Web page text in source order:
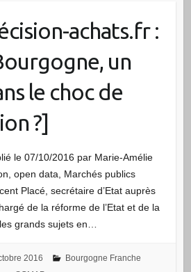
achats.fr :
un
le choc de
?]
le 07/10/2016 par Marie-Amélie
open data, Marchés publics
Placé, secrétaire d’Etat auprès
de la réforme de l’Etat et de la
grands sujets en…
2016
Bourgogne Franche